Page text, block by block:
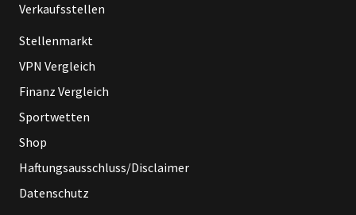
Verkaufsstellen
Stellenmarkt
VPN Vergleich
Finanz Vergleich
Sportwetten
Shop
Haftungsausschluss/Disclaimer
Datenschutz